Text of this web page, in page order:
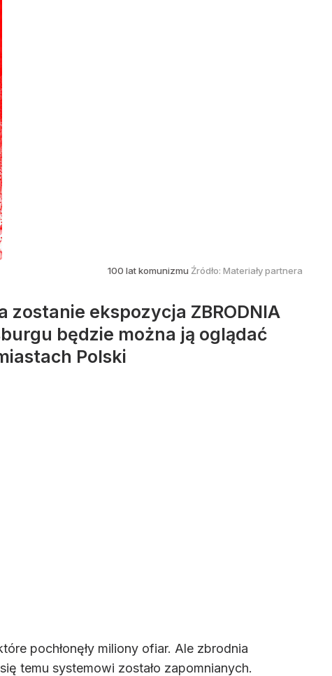
100 lat komunizmu Źródło: Materiały partnera
zostanie ekspozycja ZBRODNIA
będzie można ją oglądać
Polski
pochłonęły miliony ofiar. Ale zbrodnia
temu systemowi zostało zapomnianych.